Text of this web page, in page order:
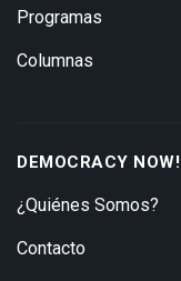
Programas
Columnas
DEMOCRACY NOW!
¿Quiénes Somos?
Contacto